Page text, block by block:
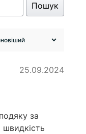
Пошук
25.09.2024
за